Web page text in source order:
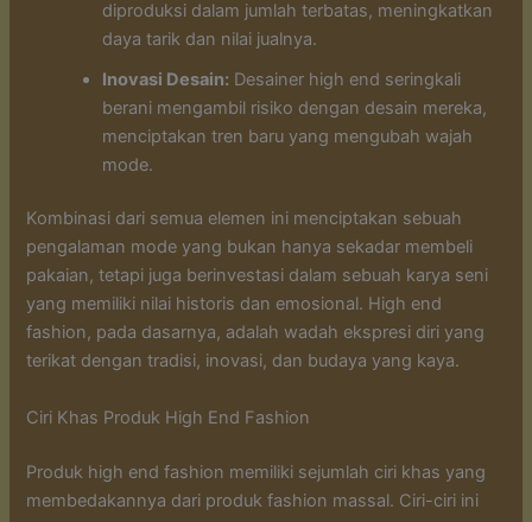
diproduksi dalam jumlah terbatas, meningkatkan
daya tarik dan nilai jualnya.
Inovasi Desain: Desainer high end seringkali
berani mengambil risiko dengan desain mereka,
menciptakan tren baru yang mengubah wajah
mode.
Kombinasi dari semua elemen ini menciptakan sebuah
pengalaman mode yang bukan hanya sekadar membeli
pakaian, tetapi juga berinvestasi dalam sebuah karya seni
yang memiliki nilai historis dan emosional. High end
fashion, pada dasarnya, adalah wadah ekspresi diri yang
terikat dengan tradisi, inovasi, dan budaya yang kaya.
Ciri Khas Produk High End Fashion
Produk high end fashion memiliki sejumlah ciri khas yang
membedakannya dari produk fashion massal. Ciri-ciri ini